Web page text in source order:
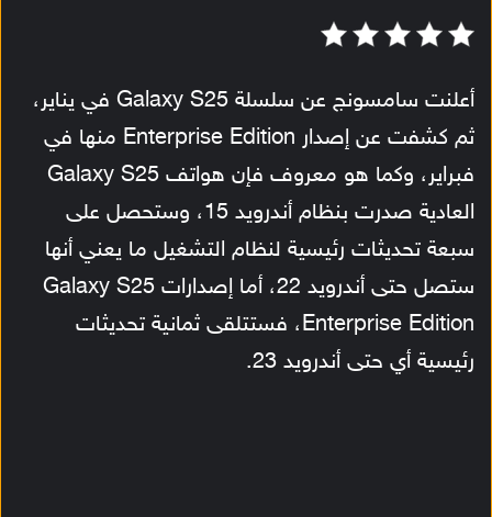
أعلنت سامسونج عن سلسلة Galaxy S25 في يناير،
ثم كشفت عن إصدار Enterprise Edition منها في
فبراير، وكما هو معروف فإن هواتف Galaxy S25
العادية صدرت بنظام أندرويد 15، وستحصل على
سبعة تحديثات رئيسية لنظام التشغيل ما يعني أنها
ستصل حتى أندرويد 22، أما إصدارات Galaxy S25
Enterprise Edition، فستتلقى ثمانية تحديثات
رئيسية أي حتى أندرويد 23.